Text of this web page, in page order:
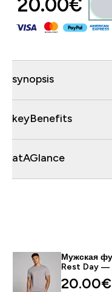
20.00€‎
synopsis
keyBenefits
atAGlance
Мужская
Rest Day —
20.00€‎